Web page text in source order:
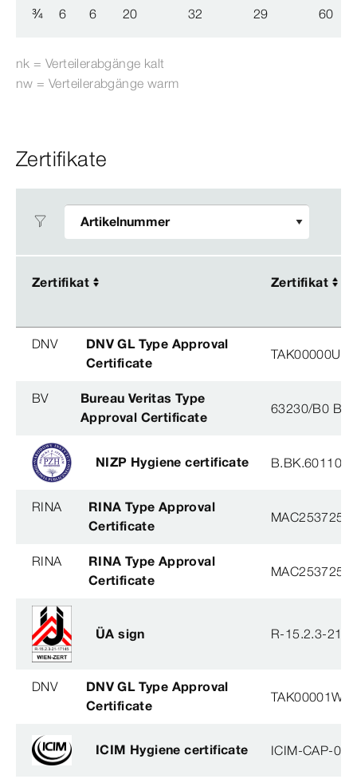
¾ 6 6 20 32 29 60
nk = Verteilerabgänge kalt
nw = Verteilerabgänge warm
Zertifikate
Zertifikat Zertifikat
Zertifikat Zertifikat
DNV
DNV GL Type Approval
Certificate
TAK00000U2,
BV
Bureau Veritas Type
Approval Certificate
63230/B0 BV
NIZP Hygiene certificate
RINA
RINA Type Approval
Certificate
RINA
RINA Type Approval
Certificate
ÜA sign R-15.2.3-21-
DNV
DNV GL Type Approval
Certificate
TAK00001W8
ICIM Hygiene certificate ICIM-CAP-